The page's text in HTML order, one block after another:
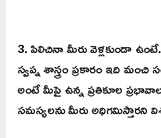
3. పిలిచినా మీరు వెళ్లకుండా
స్వప్న శాస్త్రం ప్రకారం ఇది మంచి
అంటే మీపై ఉన్న ప్రతికూల
సమస్యలను మీరు అధిగమిస్తారని